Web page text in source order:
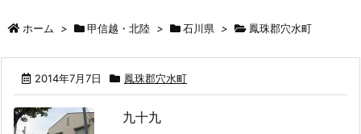
ホーム > 甲信越・北陸 > 石川県 > 鳳珠郡穴水町
2014年7月7日 鳳珠郡穴水町
九十九